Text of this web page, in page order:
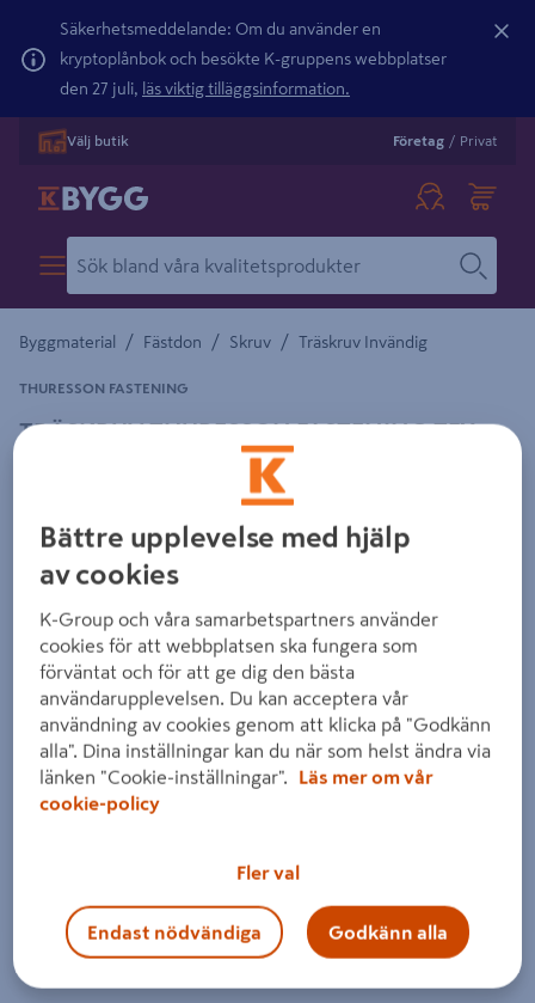
Säkerhetsmeddelande: Om du använder en
kryptoplånbok och besökte K-gruppens webbplatser
den 27 juli, läs viktig tilläggsinformation.
Välj butik Företag / Privat
Byggmaterial / Fästdon / Skruv / Träskruv Invändig
TRÄSKRUV THURESSON FASTENING TFX
MÄSS 5,0X80 5P, 5ST
THURESSON FASTENING
Detaljerad beskrivning finns i produktbeskrivningsområdet
Bättre upplevelse med hjälp
av cookies
K-Group och våra samarbetspartners använder
cookies för att webbplatsen ska fungera som
förväntat och för att ge dig den bästa
användarupplevelsen. Du kan acceptera vår
användning av cookies genom att klicka på "Godkänn
alla". Dina inställningar kan du när som helst ändra via
länken "Cookie-inställningar".
Läs mer om vår
cookie-policy
Fler val
Endast nödvändiga Godkänn alla